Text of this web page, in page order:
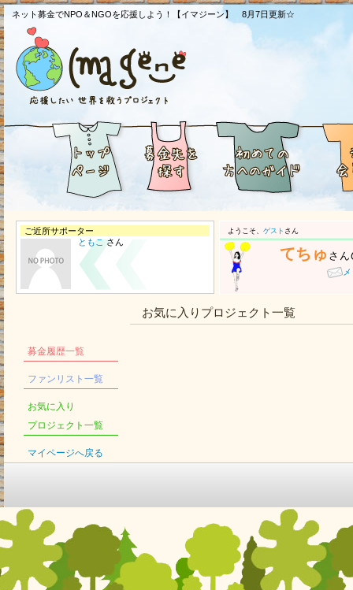
ネット募金でNPO＆NGOを応援しよう！【イマジーン】 8月7日更新☆
ご近所サポーター
ともこさん
ようこそ、 ゲスト さん
てちゅ さん
募金履歴一覧
ファンリスト一覧
お気に入り
プロジェクト一覧
マイページへ戻る
お気に入りプロジェクト一覧